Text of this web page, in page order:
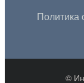
Политика
©